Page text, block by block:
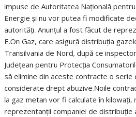
impuse de Autoritatea Naţională
Energie şi nu vor putea fi modificate
autorităţi. Anunţul a fost făcut de
E.On Gaz, care asigură distribuţia
Transilvania de Nord, după ce
Judeţean pentru Protecţia
să elimine din aceste contracte o serie
considerate drept abuzive.Noile
la gaz metan vor fi calculate în kilowaţi,
reprezentanţii companiei de distribuţie